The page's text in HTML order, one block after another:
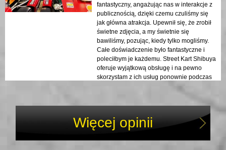
fantastyczny, angażując nas w interakcje z
publicznością, dzięki czemu czuliśmy się
jak główna atrakcja. Upewnił się, że zrobił
świetne zdjęcia, a my świetnie się
bawiliśmy, pozując, kiedy tylko mogliśmy.
Całe doświadczenie było fantastyczne i
poleciłbym je każdemu. Street Kart Shibuya
oferuje wyjątkową obsługę i na pewno
skorzystam z ich usług ponownie podczas
mojej następnej wizyty w Tokio!
Więcej opinii